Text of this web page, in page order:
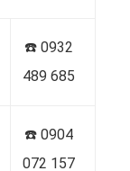
☎️ 0932
489 685
☎️ 0904
072 157